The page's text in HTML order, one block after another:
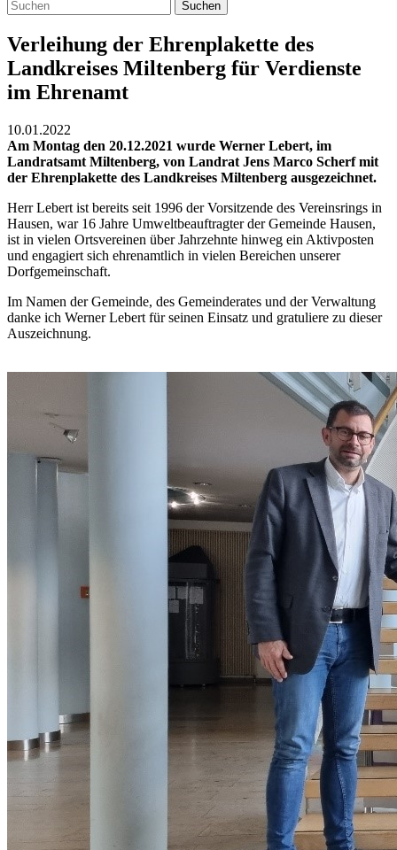
Suchen
Verleihung der Ehrenplakette des
Landkreises Miltenberg für Verdienste
im Ehrenamt
10.01.2022
Am Montag den 20.12.2021 wurde Werner Lebert, im
Landratsamt Miltenberg, von Landrat Jens Marco Scherf mit
der Ehrenplakette des Landkreises Miltenberg ausgezeichnet.
Herr Lebert ist bereits seit 1996 der Vorsitzende des Vereinsrings in
Hausen, war 16 Jahre Umweltbeauftragter der Gemeinde Hausen,
ist in vielen Ortsvereinen über Jahrzehnte hinweg ein Aktivposten
und engagiert sich ehrenamtlich in vielen Bereichen unserer
Dorfgemeinschaft.
Im Namen der Gemeinde, des Gemeinderates und der Verwaltung
danke ich Werner Lebert für seinen Einsatz und gratuliere zu dieser
Auszeichnung.